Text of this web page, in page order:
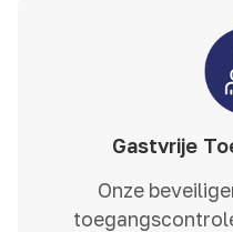
Gastvrije
Onze